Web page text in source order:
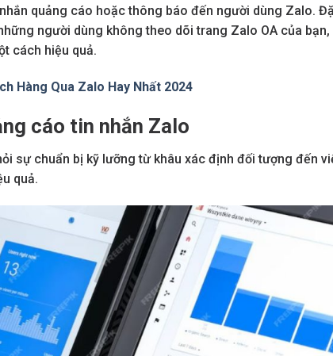
quảng cáo hoặc thông báo đến người dùng Zalo.
người dùng không theo dõi trang Zalo OA của bạn,
cách hiệu quả​​​​.
Hàng Qua Zalo Hay Nhất 2024
cáo tin nhắn Zalo
sự chuẩn bị kỹ lưỡng từ khâu xác định đối tượng đến
quả.